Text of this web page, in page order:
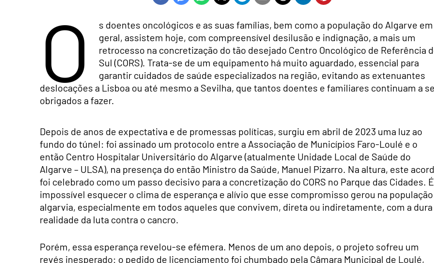
O
s doentes oncológicos e as suas famílias, bem como a população do Algarve em
geral, assistem hoje, com compreensível desilusão e indignação, a mais um
retrocesso na concretização do tão desejado Centro Oncológico de Referência
Sul (CORS). Trata-se de um equipamento há muito aguardado, essencial para
garantir cuidados de saúde especializados na região, evitando as extenuantes
deslocações a Lisboa ou até mesmo a Sevilha, que tantos doentes e familiares continuam a
obrigados a fazer.
Depois de anos de expectativa e de promessas políticas, surgiu em abril de 2023 uma luz ao
fundo do túnel: foi assinado um protocolo entre a Associação de Municípios Faro-Loulé e o
então Centro Hospitalar Universitário do Algarve (atualmente Unidade Local de Saúde do
Algarve – ULSA), na presença do então Ministro da Saúde, Manuel Pizarro. Na altura, este
foi celebrado como um passo decisivo para a concretização do CORS no Parque das Cidades. É
impossível esquecer o clima de esperança e alívio que esse compromisso gerou na população
algarvia, especialmente em todos aqueles que convivem, direta ou indiretamente, com a dura
realidade da luta contra o cancro.
Porém, essa esperança revelou-se efémera. Menos de um ano depois, o projeto sofreu um
revés inesperado: o pedido de licenciamento foi chumbado pela Câmara Municipal de Loulé,